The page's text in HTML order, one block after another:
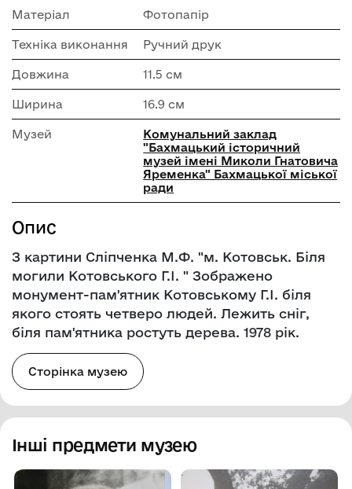
Матеріал Фотопапір
Техніка виконання Ручний друк
Довжина 11.5 см
Ширина 16.9 см
Музей
Комунальний заклад
"Бахмацький історичний
музей імені Миколи Гнатовича
Яременка" Бахмацької міської
ради
Опис
З картини Сліпченка М.Ф. "м. Котовськ. Біля
могили Котовського Г.І. " Зображено
монумент-пам'ятник Котовському Г.І. біля
якого стоять четверо людей. Лежить сніг,
біля пам'ятника ростуть дерева. 1978 рік.
Сторінка музею
Інші предмети музею